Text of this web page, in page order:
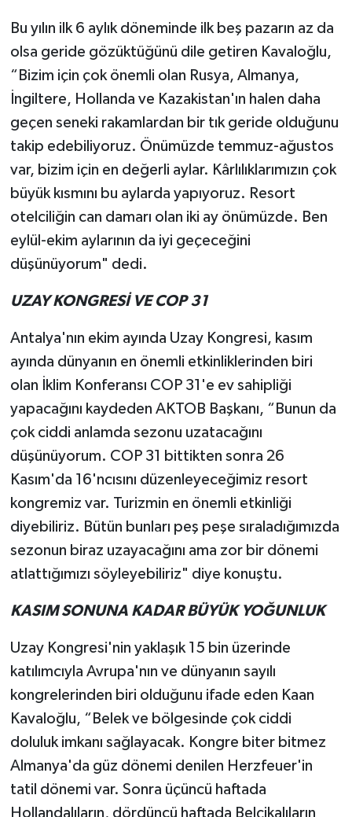
Bu yılın ilk 6 aylık döneminde ilk beş pazarın az da
olsa geride gözüktüğünü dile getiren Kavaloğlu,
“Bizim için çok önemli olan Rusya, Almanya,
İngiltere, Hollanda ve Kazakistan'ın halen daha
geçen seneki rakamlardan bir tık geride olduğunu
takip edebiliyoruz. Önümüzde temmuz-ağustos
var, bizim için en değerli aylar. Kârlılıklarımızın çok
büyük kısmını bu aylarda yapıyoruz. Resort
otelciliğin can damarı olan iki ay önümüzde. Ben
eylül-ekim aylarının da iyi geçeceğini
düşünüyorum" dedi.
UZAY KONGRESİ VE COP 31
Antalya'nın ekim ayında Uzay Kongresi, kasım
ayında dünyanın en önemli etkinliklerinden biri
olan İklim Konferansı COP 31'e ev sahipliği
yapacağını kaydeden AKTOB Başkanı, “Bunun da
çok ciddi anlamda sezonu uzatacağını
düşünüyorum. COP 31 bittikten sonra 26
Kasım'da 16'ncısını düzenleyeceğimiz resort
kongremiz var. Turizmin en önemli etkinliği
diyebiliriz. Bütün bunları peş peşe sıraladığımızda
sezonun biraz uzayacağını ama zor bir dönemi
atlattığımızı söyleyebiliriz" diye konuştu.
KASIM SONUNA KADAR BÜYÜK YOĞUNLUK
Uzay Kongresi'nin yaklaşık 15 bin üzerinde
katılımcıyla Avrupa'nın ve dünyanın sayılı
kongrelerinden biri olduğunu ifade eden Kaan
Kavaloğlu, “Belek ve bölgesinde çok ciddi
doluluk imkanı sağlayacak. Kongre biter bitmez
Almanya'da güz dönemi denilen Herzfeuer'in
tatil dönemi var. Sonra üçüncü haftada
Hollandalıların, dördüncü haftada Belçikalıların